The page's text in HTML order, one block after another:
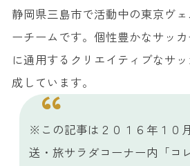
静岡県三島市で活動中の東京ヴ
ーチームです。個性豊かなサッ
に通用するクリエイティブなサ
成しています。
※この記事は２０１６年１０
送・旅サラダコーナー内「コ